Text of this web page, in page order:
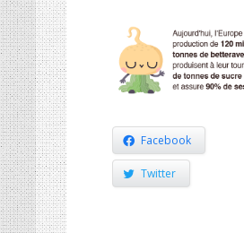
Facebook
Twitter